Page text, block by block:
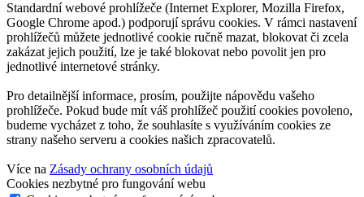
Standardní webové prohlížeče (Internet Explorer, Mozilla Firefox,
Google Chrome apod.) podporují správu cookies. V rámci nastavení
prohlížečů můžete jednotlivé cookie ručně mazat, blokovat či zcela
zakázat jejich použití, lze je také blokovat nebo povolit jen pro
jednotlivé internetové stránky.
Pro detailnější informace, prosím, použijte nápovědu vašeho
prohlížeče. Pokud bude mít váš prohlížeč použití cookies povoleno,
budeme vycházet z toho, že souhlasíte s využíváním cookies ze
strany našeho serveru a cookies našich zpracovatelů.
Více na Zásady ochrany osobních údajů
Cookies nezbytné pro fungování webu